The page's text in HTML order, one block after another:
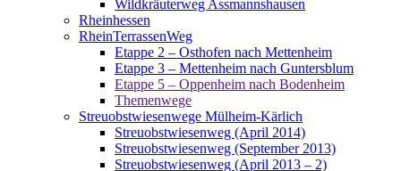
Wildkräuterweg Assmannshausen
Rheinhessen
RheinTerrassenWeg
Etappe 2 – Osthofen nach Mettenheim
Etappe 3 – Mettenheim nach Guntersblum
Etappe 5 – Oppenheim nach Bodenheim
Themenwege
Streuobstwiesenwege Mülheim-Kärlich
Streuobstwiesenweg (April 2014)
Streuobstwiesenweg (September 2013)
Streuobstwiesenweg (April 2013 – 2)